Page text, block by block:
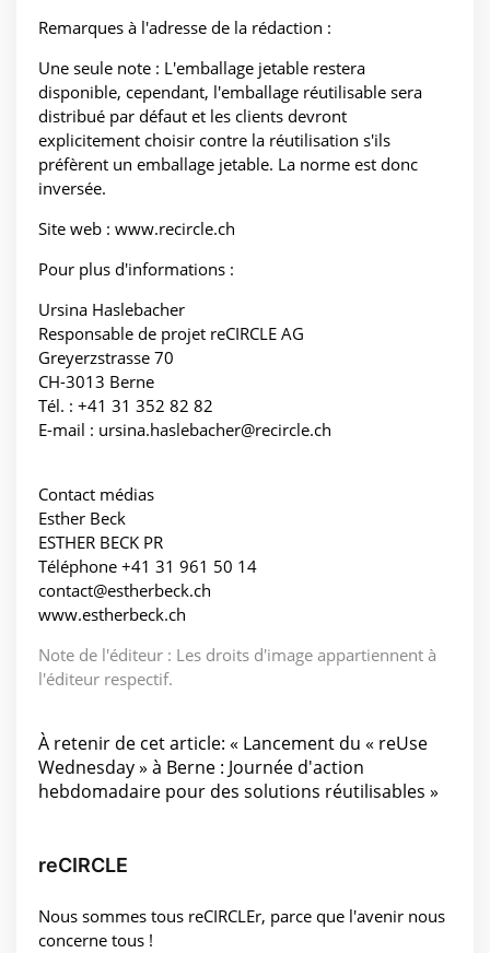
Remarques à l'adresse de la rédaction :
Une seule note : L'emballage jetable restera
disponible, cependant, l'emballage réutilisable sera
distribué par défaut et les clients devront
explicitement choisir contre la réutilisation s'ils
préfèrent un emballage jetable. La norme est donc
inversée.
Site web : www.recircle.ch
Pour plus d'informations :
Ursina Haslebacher
Responsable de projet reCIRCLE AG
Greyerzstrasse 70
CH-3013 Berne
Tél. : +41 31 352 82 82
E-mail : ursina.haslebacher@recircle.ch
Contact médias
Esther Beck
ESTHER BECK PR
Téléphone +41 31 961 50 14
contact@estherbeck.ch
www.estherbeck.ch
Note de l'éditeur : Les droits d'image appartiennent à
l'éditeur respectif.
À retenir de cet article: « Lancement du « reUse
Wednesday » à Berne : Journée d'action
hebdomadaire pour des solutions réutilisables »
reCIRCLE
Nous sommes tous reCIRCLEr, parce que l'avenir nous
concerne tous !